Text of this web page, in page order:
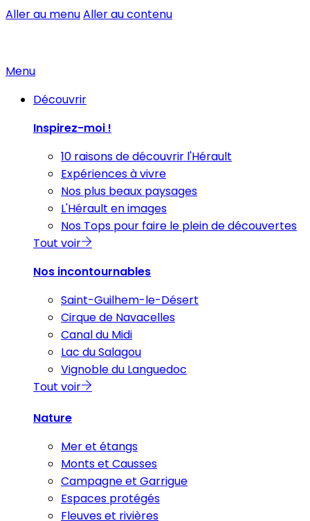
Aller au menuAller au contenu
Menu
Découvrir
Inspirez-moi !
10 raisons de découvrir l'Hérault
Expériences à vivre
Nos plus beaux paysages
L'Hérault en images
Nos Tops pour faire le plein de découvertes
Tout voir
Nos incontournables
Saint-Guilhem-le-Désert
Cirque de Navacelles
Canal du Midi
Lac du Salagou
Vignoble du Languedoc
Tout voir
Nature
Mer et étangs
Monts et Causses
Campagne et Garrigue
Espaces protégés
Fleuves et rivières